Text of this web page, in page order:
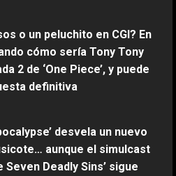
o un peluchito en CGI? En
cómo sería Tony Tony
2 de ‘One Piece’, y puede
definitiva
desvela un nuevo
aunque el simulcast
Seven Deadly Sins’ sigue